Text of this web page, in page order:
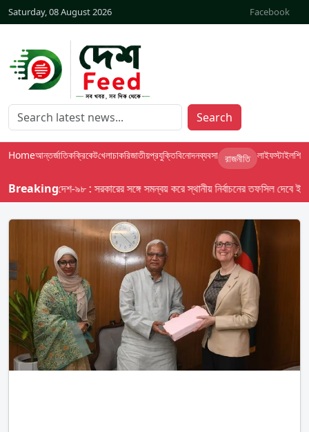
Saturday, 08 August 2026 Facebook
Search
Homeআন্তর্জাতিকক্রিকেটখেলাচাকরিজাতীয়প্রযুক্তিবিনোদনব্যবসা রাজনীতি লাইফস্টাইলশিক্ষা
Breaking
বাসস দেশ-৯৮ : সরকারের সঙ্গে সমন্বয় করে স্থানীয় নির্বাচনের তফসিল দেবে ইসি;